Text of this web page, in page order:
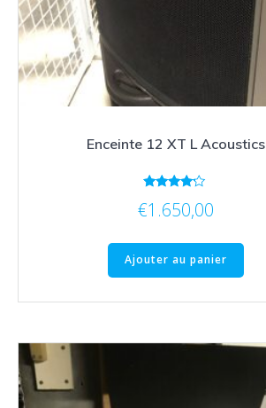
Enceinte 12 XT L Acoustics
4.00
€1.650,00
Ajouter au panier